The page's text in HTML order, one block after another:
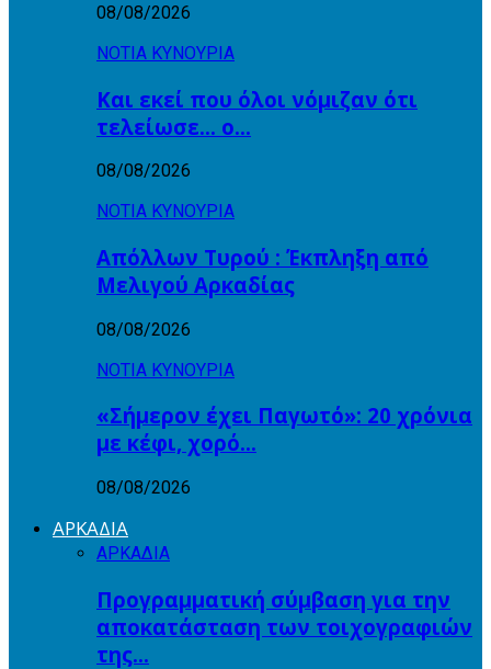
08/08/2026
ΝΟΤΙΑ ΚΥΝΟΥΡΙΑ
Και εκεί που όλοι νόμιζαν ότι
τελείωσε… ο…
08/08/2026
ΝΟΤΙΑ ΚΥΝΟΥΡΙΑ
Απόλλων Τυρού : Έκπληξη από
Μελιγού Αρκαδίας
08/08/2026
ΝΟΤΙΑ ΚΥΝΟΥΡΙΑ
«Σήμερον έχει Παγωτό»: 20 χρόνια
με κέφι, χορό…
08/08/2026
ΑΡΚΑΔΙΑ
ΑΡΚΑΔΙΑ
Προγραμματική σύμβαση για την
αποκατάσταση των τοιχογραφιών
της…